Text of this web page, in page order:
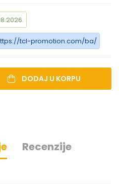
tcl-promotion.com/ba/
DODAJ U KORPU
Recenzije